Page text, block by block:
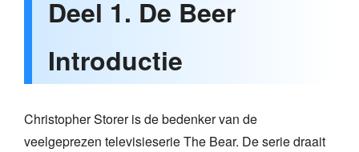
Deel 1. De Beer
Introductie
Christopher Storer is de bedenker van de
veelgeprezen televisieserie The Bear. De serie draait